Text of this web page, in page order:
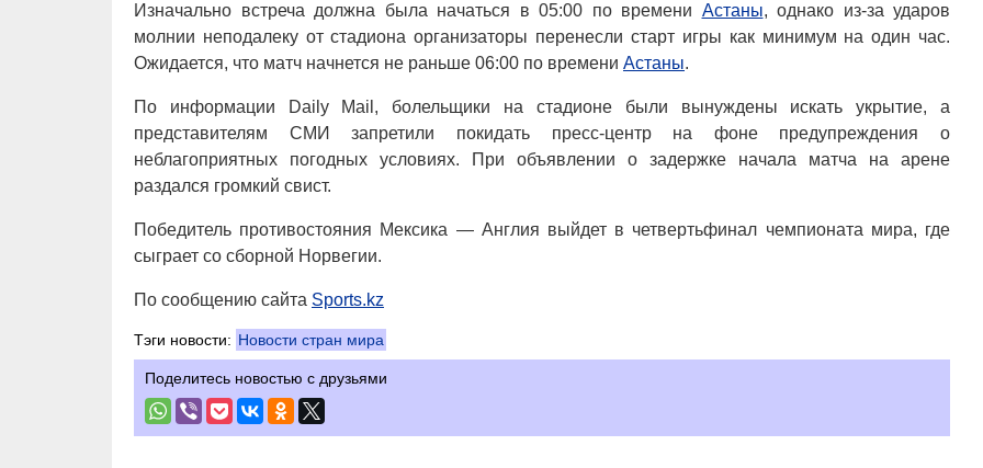
Изначально встреча должна была начаться в 05:00 по времени Астаны, однако из-за ударов
молнии неподалеку от стадиона организаторы перенесли старт игры как минимум на один час.
Ожидается, что матч начнется не раньше 06:00 по времени Астаны.
По информации Daily Mail, болельщики на стадионе были вынуждены искать укрытие, а
представителям СМИ запретили покидать пресс-центр на фоне предупреждения о
неблагоприятных погодных условиях. При объявлении о задержке начала матча на арене
раздался громкий свист.
Победитель противостояния Мексика — Англия выйдет в четвертьфинал чемпионата мира, где
сыграет со сборной Норвегии.
По сообщению сайта Sports.kz
Тэги новости: Новости стран мира
Поделитесь новостью с друзьями